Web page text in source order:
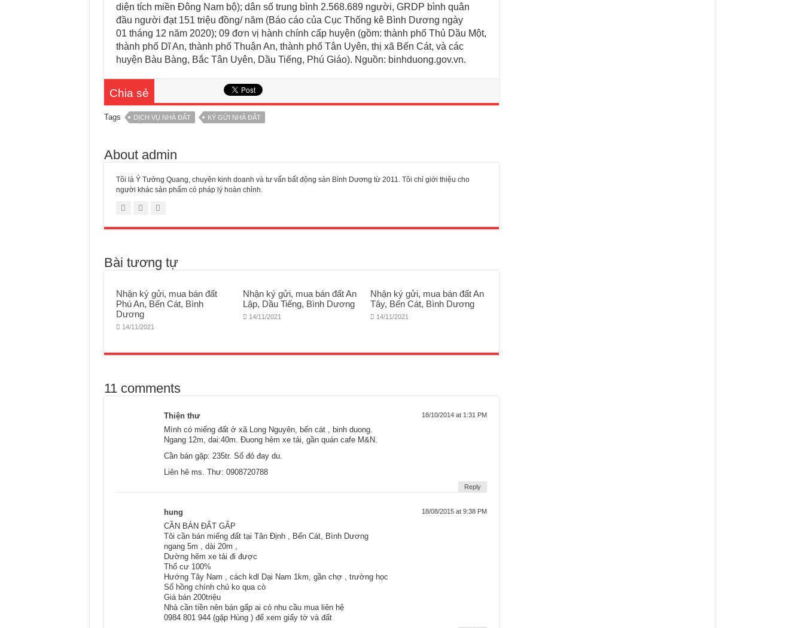
diện tích miền Đông Nam bộ); dân số trung bình 2.568.689 người​​​, GRDP bình quân
đầu người đạt 151 triệu đồng/ năm (Báo cáo của Cục Thống kê Bình Dương ngày
01 tháng 12 năm 2020); 09 đơn vị hành chính cấp huyện (gồm: thành phố Thủ Dầu Một,
thành phố Dĩ An, thành phố Thuận An, thành phố Tân Uyên, thị xã Bến Cát, và các
huyện Bàu Bàng, Bắc Tân Uyên, Dầu Tiếng, Phú Giáo). Nguồn: binhduong.gov.vn.
Chia sẻ
Tags DỊCH VỤ NHÀ ĐẤT KÝ GỬI NHÀ ĐẤT
About admin
Tôi là Ý Tưởng Quang, chuyên kinh doanh và tư vấn bất động sản Bình Dương từ 2011. Tôi chỉ giới thiệu cho
người khác sản phẩm có pháp lý hoàn chỉnh.
Bài tương tự
Nhận ký gửi, mua bán đất
Phú An, Bến Cát, Bình
Dương
14/11/2021
Nhận ký gửi, mua bán đất An
Lập, Dầu Tiếng, Bình Dương
14/11/2021
Nhận ký gửi, mua bán đất An
Tây, Bến Cát, Bình Dương
14/11/2021
11 comments
Thiện thư 18/10/2014 at 1:31 PM
Mình có miếng đất ở xã Long Nguyên, bến cát , binh duong.
Ngang 12m, dai:40m. Đuong hẻm xe tải, gần quán cafe M&N.
Cần bán gặp: 235tr. Sổ đỏ đay du.
Liên hê ms. Thư: 0908720788
Reply
hung 18/08/2015 at 9:38 PM
CẦN BÁN ĐẤT GẤP
Tôi cần bán miếng đất tại Tân Định , Bến Cát, Bình Dương
ngang 5m , dài 20m ,
Dường hẽm xe tải đi được
Thổ cư 100%
Hướng Tây Nam , cách kdl Dại Nam 1km, gần chợ , trường học
Sổ hồng chính chủ ko qua cò
Giá bán 200triệu
Nhà cần tiền nên bán gấp ai có nhu cầu mua liên hệ
0984 801 944 (gặp Hùng ) để xem giấy tờ và đất